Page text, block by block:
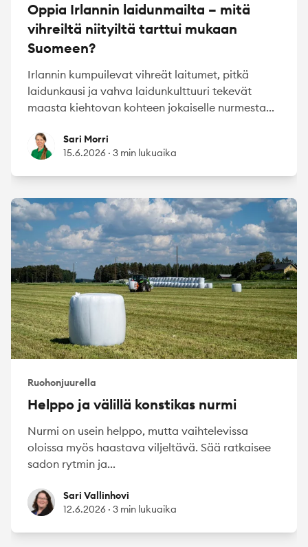
Oppia Irlannin laidunmailta – mitä
vihreiltä niityiltä tarttui mukaan
Suomeen?
Irlannin kumpuilevat vihreät laitumet, pitkä
laidunkausi ja vahva laidunkulttuuri tekevät
maasta kiehtovan kohteen jokaiselle nurmesta...
Sari MorriSari Morri
15.6.2026 · 3 min lukuaika
Ruohonjuurella
Helppo ja välillä konstikas nurmi
Nurmi on usein helppo, mutta vaihtelevissa
oloissa myös haastava viljeltävä. Sää ratkaisee
sadon rytmin ja...
Sari Vallinhovi
Sari Vallinhovi
12.6.2026 · 3 min lukuaika